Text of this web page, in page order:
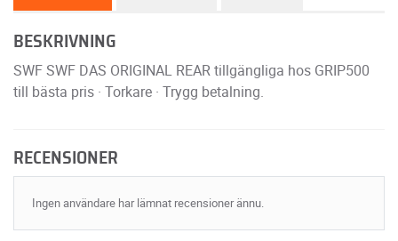
BESKRIVNING
SWF SWF DAS ORIGINAL REAR tillgängliga hos GRIP500
till bästa pris · Torkare · Trygg betalning.
RECENSIONER
Ingen användare har lämnat recensioner ännu.